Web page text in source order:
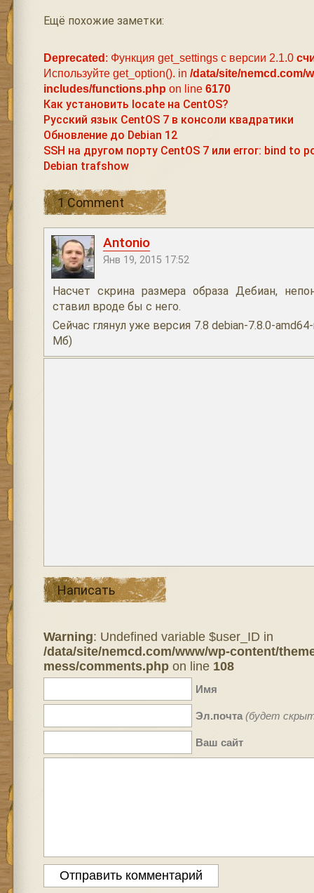
Ещё похожие заметки:
Deprecated : Функция get_settings с версии 2.1.0
Используйте get_option(). in /data/site/nemcd.com/
includes/functions.php on line 6170
Как установить locate на CentOS?
Русский язык CentOS 7 в консоли квадратики
Обновление до Debian 12
SSH на другом порту CentOS 7 или error: bind to
Debian trafshow
1 Comment
Antonio
Янв 19, 2015 17:52
Насчет скрина размера образа Дебиан,
ставил вроде бы с него.
Сейчас глянул уже версия 7.8 debian-7.8.0-
Мб)
Написать
Warning: Undefined variable $user_ID in
/data/site/nemcd.com/www/wp-content/
mess/comments.phpon line 108
Имя
Эл.почта (будет
Ваш сайт